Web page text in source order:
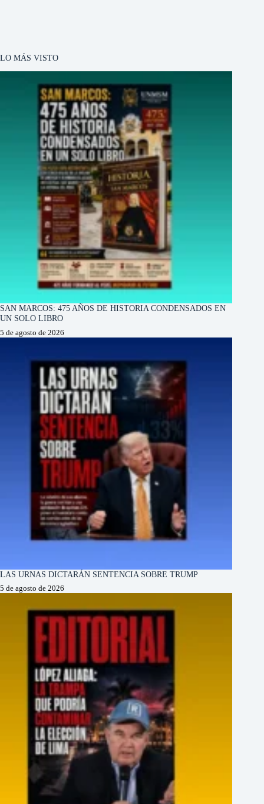
LO MÁS VISTO
SAN MARCOS: 475 AÑOS DE HISTORIA CONDENSADOS EN
UN SOLO LIBRO
5 de agosto de 2026
LAS URNAS DICTARÁN SENTENCIA SOBRE TRUMP
5 de agosto de 2026